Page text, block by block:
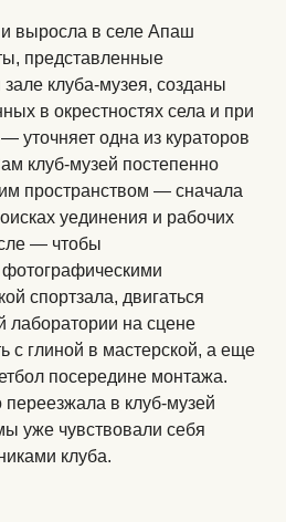
выросла в селе Апаш
представленные
клуба-музея, созданы
в окрестностях села и при
уточняет одна из кураторов
клуб-музей постепенно
пространством — сначала
уединения и рабочих
— чтобы
фотографическими
спортзала, двигаться
лаборатории на сцене
с глиной в мастерской, а еще
посередине монтажа.
в клуб-музей
уже чувствовали себя
клуба.